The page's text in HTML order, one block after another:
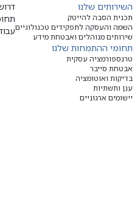
השירותים שלנו
תכנית הסבה להייטק
השמה והעסקה לתפקידים טכנולוגיים
שירותים מנוהלים ואבטחת מידע
תחומי ההתמחות שלנו
טרנספורמציה עסקית
אבטחת סייבר
בדיקות ואוטומציה
ענן ותשתיות
יישומים ארגוניים